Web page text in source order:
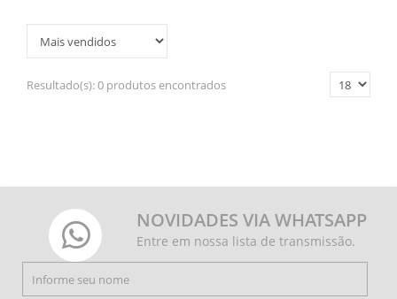
Resultado(s):0 produtos encontrados
NOVIDADES VIA WHATSAPP
Entre em nossa lista de transmissão.